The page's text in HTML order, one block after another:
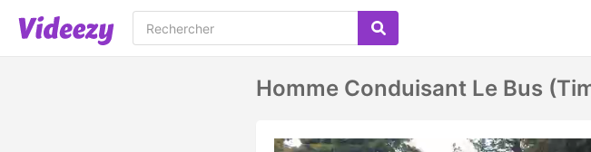
Homme Conduisant Le Bus